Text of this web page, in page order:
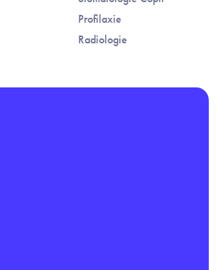
Profilaxie
Radiologie